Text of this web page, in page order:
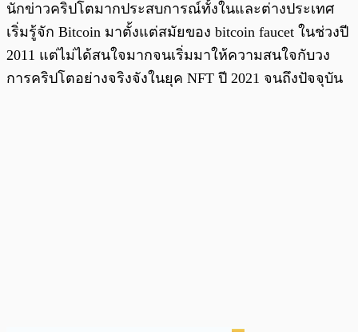
นักข่าวคริปโตมากประสบการณ์ทั้งในและต่างประเทศ
เริ่มรู้จัก Bitcoin มาตั้งแต่สมัยของ bitcoin faucet ในช่วงปี
2011 แต่ไม่ได้สนใจมากจนเริ่มมาให้ความสนใจกับวง
การคริปโตอย่างจริงจังในยุค NFT ปี 2021 จนถึงปัจจุบัน